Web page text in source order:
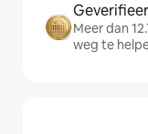
Meer dan
weg te